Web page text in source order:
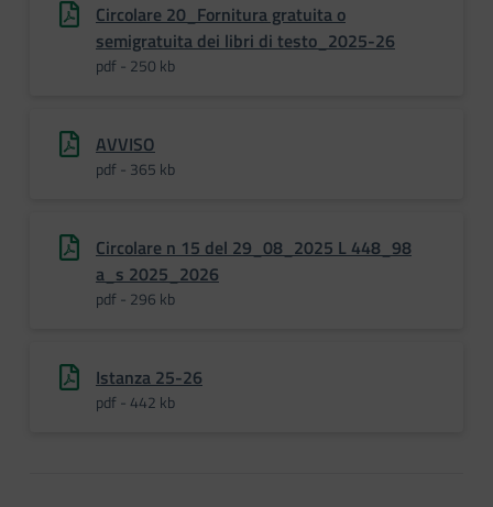
Circolare 20_Fornitura gratuita o
semigratuita dei libri di testo_2025-26
pdf - 250 kb
AVVISO
pdf - 365 kb
Circolare n 15 del 29_08_2025 L 448_98
a_s 2025_2026
pdf - 296 kb
Istanza 25-26
pdf - 442 kb